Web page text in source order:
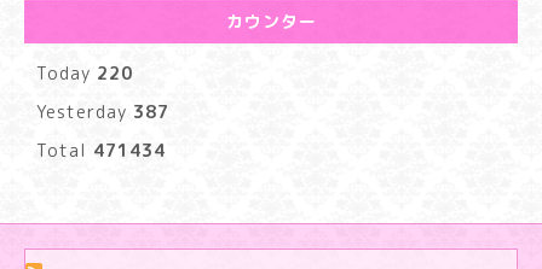
カウンター
Today 220
Yesterday 387
Total 471434